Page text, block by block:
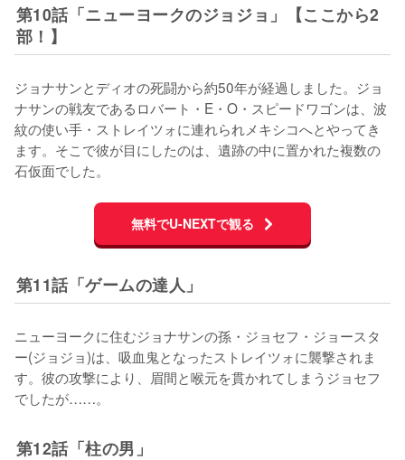
第10話「ニューヨークのジョジョ」【ここから2
部！】
ジョナサンとディオの死闘から約50年が経過しました。ジョ
ナサンの戦友であるロバート・E・O・スピードワゴンは、波
紋の使い手・ストレイツォに連れられメキシコへとやってき
ます。そこで彼が目にしたのは、遺跡の中に置かれた複数の
石仮面でした。
無料でU-NEXTで観る
第11話「ゲームの達人」
ニューヨークに住むジョナサンの孫・ジョセフ・ジョースタ
ー(ジョジョ)は、吸血鬼となったストレイツォに襲撃されま
す。彼の攻撃により、眉間と喉元を貫かれてしまうジョセフ
でしたが……。
第12話「柱の男」